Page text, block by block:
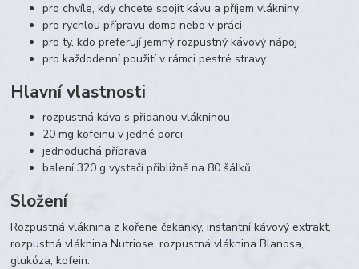
pro chvíle, kdy chcete spojit kávu a příjem vlákniny
pro rychlou přípravu doma nebo v práci
pro ty, kdo preferují jemný rozpustný kávový nápoj
pro každodenní použití v rámci pestré stravy
Hlavní vlastnosti
rozpustná káva s přidanou vlákninou
20 mg kofeinu v jedné porci
jednoduchá příprava
balení 320 g vystačí přibližně na 80 šálků
Složení
Rozpustná vláknina z kořene čekanky, instantní kávový extrakt,
rozpustná vláknina Nutriose, rozpustná vláknina Blanosa,
glukóza, kofein.